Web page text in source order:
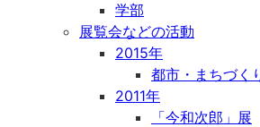
学部
展覧会などの活動
2015年
都市・まちづ
2011年
「今和次郎」展